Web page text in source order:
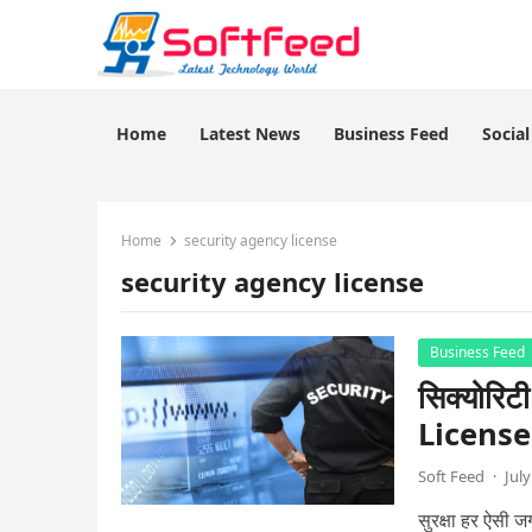
Home Latest News Business Feed
Home security agency license
security agency license
Business Feed
Soft Feed ·
सुरक्षा हर ऐसी